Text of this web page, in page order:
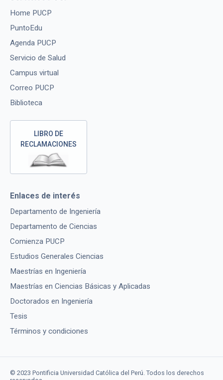
Home PUCP
PuntoEdu
Agenda PUCP
Servicio de Salud
Campus virtual
Correo PUCP
Biblioteca
LIBRO DE
RECLAMACIONES
Enlaces de interés
Departamento de Ingeniería
Departamento de Ciencias
Comienza PUCP
Estudios Generales Ciencias
Maestrías en Ingeniería
Maestrías en Ciencias Básicas y Aplicadas
Doctorados en Ingeniería
Tesis
Términos y condiciones
© 2023 Pontificia Universidad Católica del Perú. Todos los derechos